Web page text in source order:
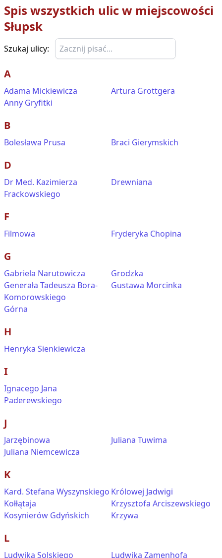
Spis wszystkich ulic w miejscowości
Słupsk
Szukaj ulicy:
A
Adama Mickiewicza
Anny Gryfitki
Artura Grottgera
B
Bolesława Prusa Braci Gierymskich
D
Dr Med. Kazimierza
Frackowskiego
Drewniana
F
Filmowa Fryderyka Chopina
G
Gabriela Narutowicza
Generała Tadeusza Bora-
Komorowskiego
Górna
Grodzka
Gustawa Morcinka
H
Henryka Sienkiewicza
I
Ignacego Jana
Paderewskiego
J
Jarzębinowa
Juliana Niemcewicza
Juliana Tuwima
K
Kard. Stefana Wyszynskiego
Kołłątaja
Kosynierów Gdyńskich
Królowej Jadwigi
Krzysztofa Arciszewskiego
Krzywa
L
Ludwika Solskiego Ludwika Zamenhofa